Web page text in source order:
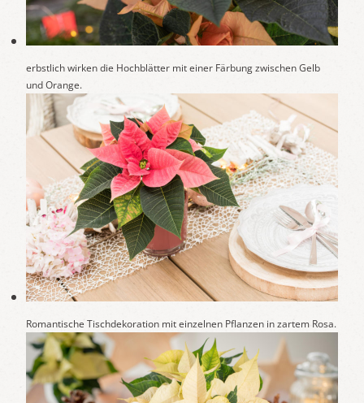
erbstlich wirken die Hochblätter mit einer Färbung zwischen Gelb
und Orange.
Romantische Tischdekoration mit einzelnen Pflanzen in zartem Rosa.